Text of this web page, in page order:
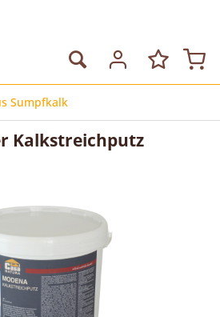
Sumpfkalk
Kalkstreichputz